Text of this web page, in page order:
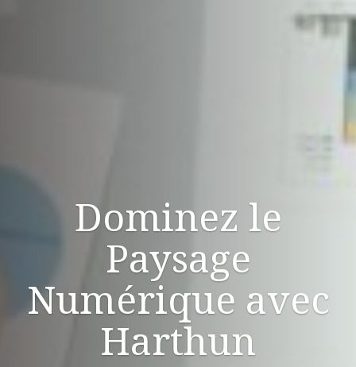
Dominez le
Paysage
Numérique avec
Harthun